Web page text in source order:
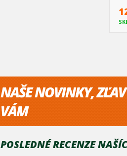
NAŠE NOVINKY,
VÁM
POSLEDNÉ RECENZE